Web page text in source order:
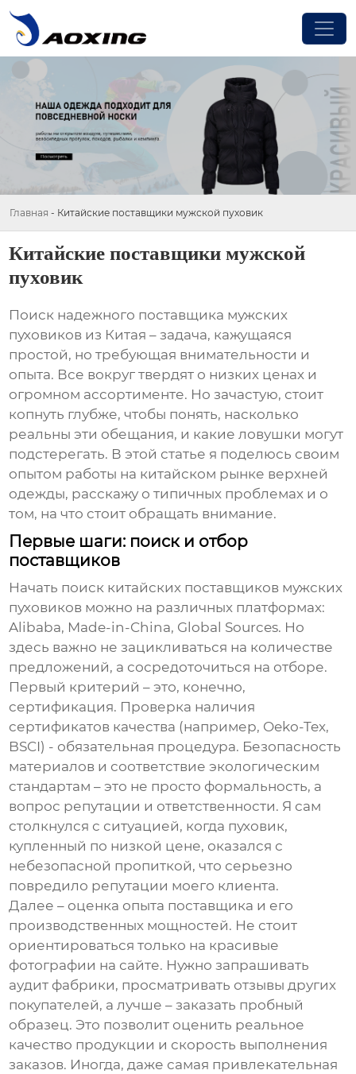
Главная - Китайские поставщики мужской пуховик
Китайские поставщики мужской
пуховик
Поиск надежного поставщика мужских
пуховиков из Китая – задача, кажущаяся
простой, но требующая внимательности и
опыта. Все вокруг твердят о низких ценах и
огромном ассортименте. Но зачастую, стоит
копнуть глубже, чтобы понять, насколько
реальны эти обещания, и какие ловушки могут
подстерегать. В этой статье я поделюсь своим
опытом работы на китайском рынке верхней
одежды, расскажу о типичных проблемах и о
том, на что стоит обращать внимание.
Первые шаги: поиск и отбор
поставщиков
Начать поиск китайских поставщиков мужских
пуховиков можно на различных платформах:
Alibaba, Made-in-China, Global Sources. Но
здесь важно не зацикливаться на количестве
предложений, а сосредоточиться на отборе.
Первый критерий – это, конечно,
сертификация. Проверка наличия
сертификатов качества (например, Oeko-Tex,
BSCI) - обязательная процедура. Безопасность
материалов и соответствие экологическим
стандартам – это не просто формальность, а
вопрос репутации и ответственности. Я сам
столкнулся с ситуацией, когда пуховик,
купленный по низкой цене, оказался с
небезопасной пропиткой, что серьезно
повредило репутации моего клиента.
Далее – оценка опыта поставщика и его
производственных мощностей. Не стоит
ориентироваться только на красивые
фотографии на сайте. Нужно запрашивать
аудит фабрики, просматривать отзывы других
покупателей, а лучше – заказать пробный
образец. Это позволит оценить реальное
качество продукции и скорость выполнения
заказов. Иногда, даже самая привлекательная